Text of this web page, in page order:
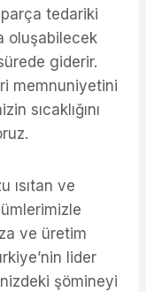
tedariki
oluşabilecek
giderir.
memnuniyetini
sıcaklığını
ısıtan ve
ve üretim
lider
şömineyi